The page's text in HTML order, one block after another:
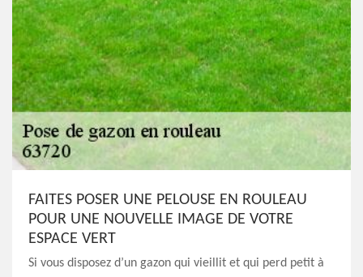
FAITES POSER UNE PELOUSE EN ROULEAU
POUR UNE NOUVELLE IMAGE DE VOTRE
ESPACE VERT
Si vous disposez d’un gazon qui vieillit et qui perd petit à